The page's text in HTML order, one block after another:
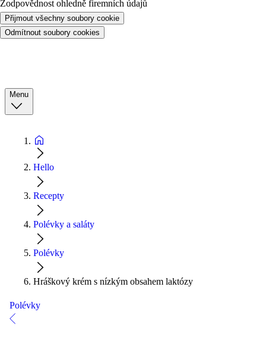
Zodpovědnost ohledně firemních údajů
Přijmout všechny soubory cookie
Odmítnout soubory cookies
Menu
Hello
Recepty
Polévky a saláty
Polévky
Hráškový krém s nízkým obsahem laktózy
Polévky